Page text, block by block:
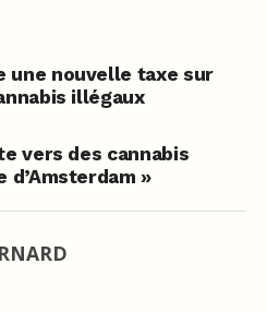
une nouvelle taxe sur
illégaux
vers des cannabis
d’Amsterdam »